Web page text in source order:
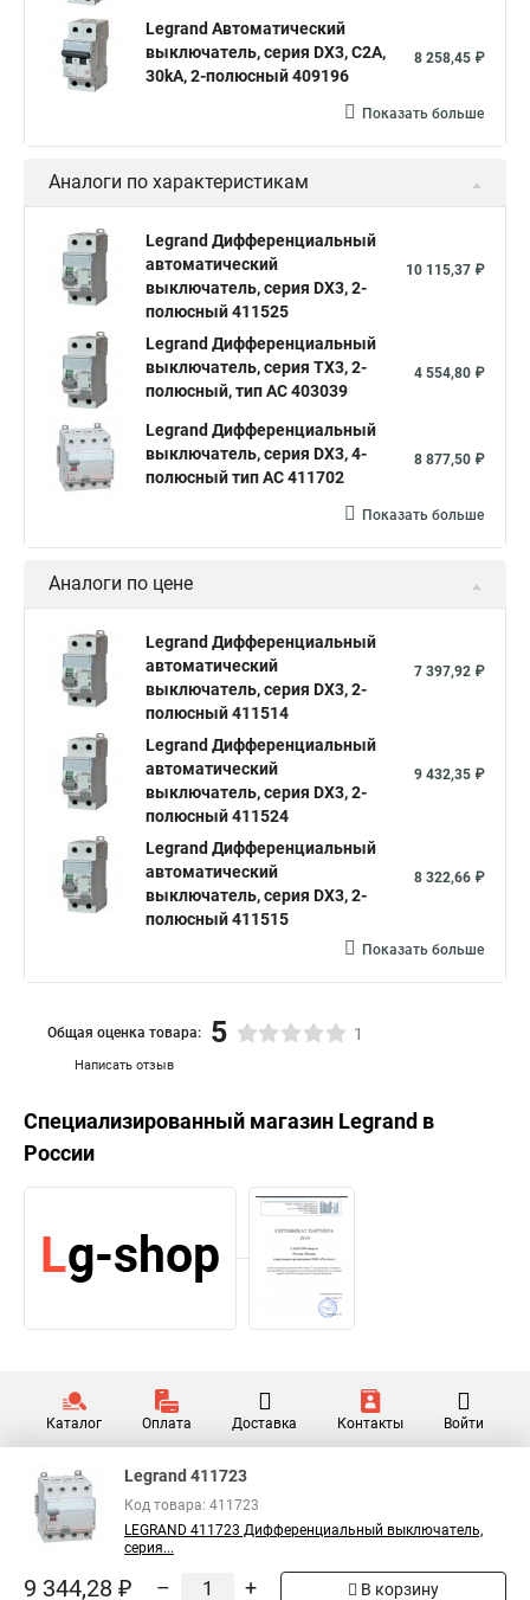
Legrand Автоматический
выключатель, серия DX3, С2A,
30kA, 2-полюсный 409196
8 258,45 ₽
Показать больше
Аналоги по характеристикам
Legrand Дифференциальный
автоматический
выключатель, серия DX3, 2-
полюсный 411525
10 115,37 ₽
Legrand Дифференциальный
выключатель, серия TX3, 2-
полюсный, тип АС 403039
4 554,80 ₽
Legrand Дифференциальный
выключатель, серия DX3, 4-
полюсный тип АС 411702
8 877,50 ₽
Показать больше
Аналоги по цене
Legrand Дифференциальный
автоматический
выключатель, серия DX3, 2-
полюсный 411514
7 397,92 ₽
Legrand Дифференциальный
автоматический
выключатель, серия DX3, 2-
полюсный 411524
9 432,35 ₽
Legrand Дифференциальный
автоматический
выключатель, серия DX3, 2-
полюсный 411515
8 322,66 ₽
Показать больше
Написать отзыв
Общая оценка товара: 5 1
Специализированный магазин Legrand в
России
Каталог Оплата Доставка Контакты Войти
Legrand 411723
Код товара: 411723
LEGRAND 411723 Дифференциальный выключатель,
серия...
9 344,28 ₽ – + В корзину